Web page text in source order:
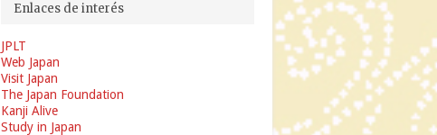
Enlaces de interés
JPLT
Web Japan
Visit Japan
The Japan Foundation
Kanji Alive
Study in Japan